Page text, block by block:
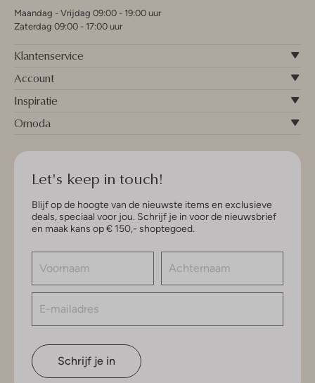
Maandag - Vrijdag 09:00 - 19:00 uur
Zaterdag 09:00 - 17:00 uur
Klantenservice
Account
Inspiratie
Omoda
Let's keep in touch!
Blijf op de hoogte van de nieuwste items en exclusieve
deals, speciaal voor jou. Schrijf je in voor de nieuwsbrief
en maak kans op € 150,- shoptegoed.
Schrijf je in